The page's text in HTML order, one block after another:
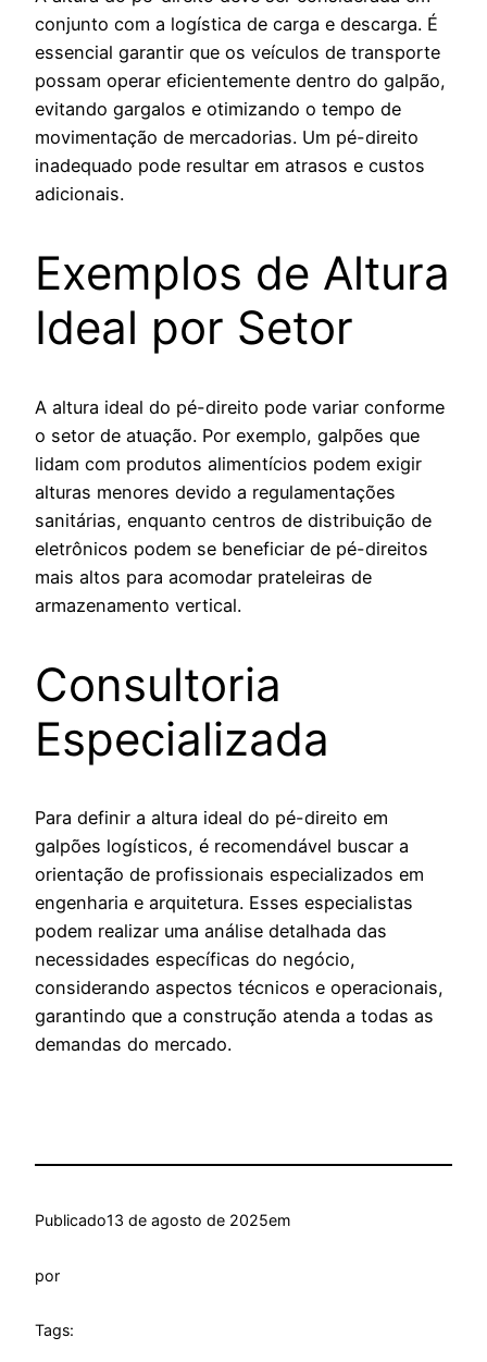
conjunto com a logística de carga e descarga. É
essencial garantir que os veículos de transporte
possam operar eficientemente dentro do galpão,
evitando gargalos e otimizando o tempo de
movimentação de mercadorias. Um pé-direito
inadequado pode resultar em atrasos e custos
adicionais.
Exemplos de Altura
Ideal por Setor
A altura ideal do pé-direito pode variar conforme
o setor de atuação. Por exemplo, galpões que
lidam com produtos alimentícios podem exigir
alturas menores devido a regulamentações
sanitárias, enquanto centros de distribuição de
eletrônicos podem se beneficiar de pé-direitos
mais altos para acomodar prateleiras de
armazenamento vertical.
Consultoria
Especializada
Para definir a altura ideal do pé-direito em
galpões logísticos, é recomendável buscar a
orientação de profissionais especializados em
engenharia e arquitetura. Esses especialistas
podem realizar uma análise detalhada das
necessidades específicas do negócio,
considerando aspectos técnicos e operacionais,
garantindo que a construção atenda a todas as
demandas do mercado.
Publicado13 de agosto de 2025em
por
Tags: